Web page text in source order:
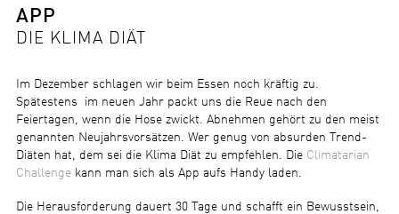
APP
DIE KLIMA DIÄT
Im Dezember schlagen wir beim Essen noch kräftig zu.
Spätestens im neuen Jahr packt uns die Reue nach den
Feiertagen, wenn die Hose zwickt. Abnehmen gehört zu den meist
genannten Neujahrsvorsätzen. Wer genug von absurden Trend-
Diäten hat, dem sei die Klima Diät zu empfehlen. Die Climatarian
Challengekann man sich als App aufs Handy laden.
Die Herausforderung dauert 30 Tage und schafft ein Bewusstsein,